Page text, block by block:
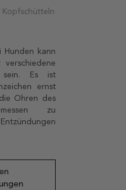
Hunden kann
sein. Es ist
ernst
Ohren des
zu